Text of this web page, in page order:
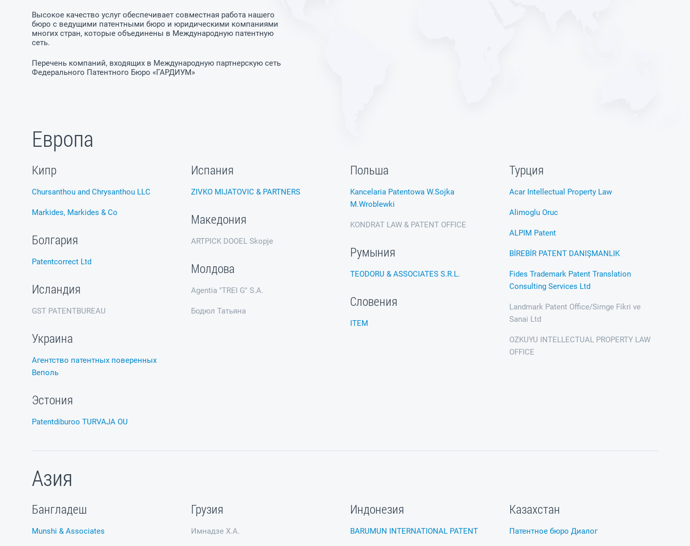
Высокое качество услуг обеспечивает совместная работа нашего
бюро с ведущими патентными бюро и юридическими компаниями
многих стран, которые объединены в Международную патентную
сеть.
Перечень компаний, входящих в Международную партнерскую сеть
Федерального Патентного Бюро «ГАРДИУМ»
Европа
Кипр
Chursanthou and Chrysanthou LLC
Markides, Markides & Co
Болгария
Patentcorrect Ltd
Исландия
GST PATENTBUREAU
Украина
Агентство патентных поверенных
Веполь
Эстония
Patentdiburoo TURVAJA OU
Испания
ZIVKO MIJATOVIC & PARTNERS
Македония
ARTPICK DOOEL Skopje
Молдова
Agentia "TREI G" S.A.
Бодюл Татьяна
Польша
Kancelaria Patentowa W.Sojka
M.Wroblewki
KONDRAT LAW & PATENT OFFICE
Румыния
TEODORU & ASSOCIATES S.R.L.
Словения
ITEM
Турция
Acar Intellectual Property Law
Alimoglu Oruc
ALPIM Patent
BİREBİR PATENT DANIŞMANLIK
Fides Trademark Patent Translation
Consulting Services Ltd
Landmark Patent Office/Simge Fikri ve
Sanai Ltd
OZKUYU INTELLECTUAL PROPERTY LAW
OFFICE
Азия
Бангладеш
Munshi & Associates
Грузия
Имнадзе Х.А.
Индонезия
BARUMUN INTERNATIONAL PATENT
Казахстан
Патентное бюро Диалог